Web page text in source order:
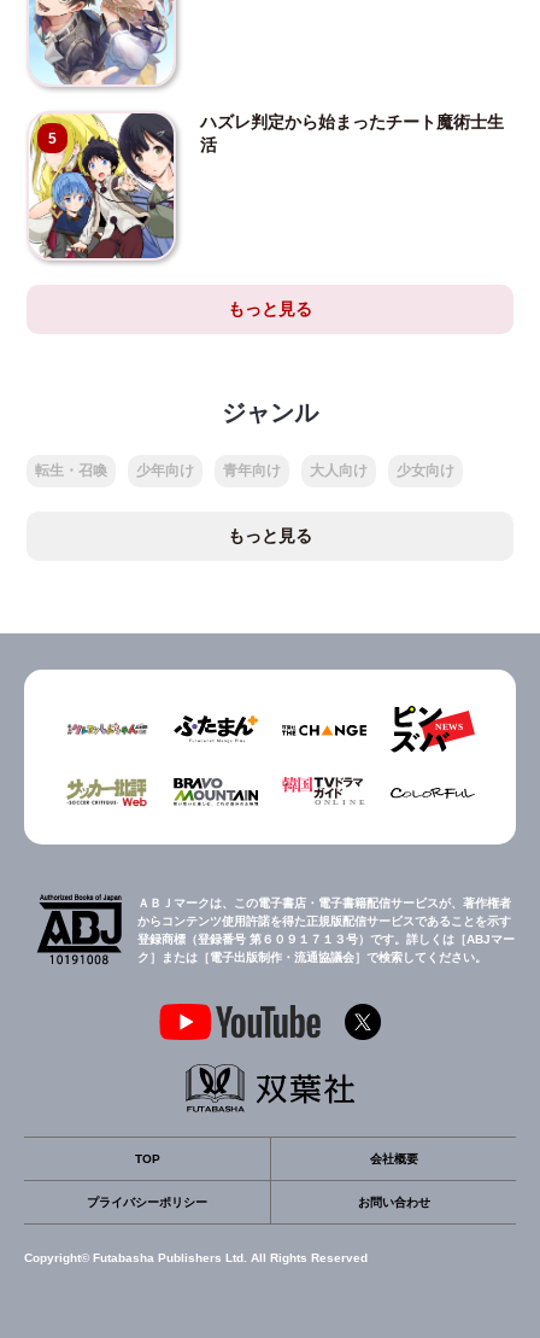
5
ハズレ判定から始まったチート魔術士生
活
もっと見る
ジャンル
転生・召喚 少年向け 青年向け 大人向け 少女向け
もっと見る
ＡＢＪマークは、この電子書店・電子書籍配信サービスが、著作権者
からコンテンツ使用許諾を得た正規版配信サービスであることを示す
登録商標（登録番号 第６０９１７１３号）です。詳しくは［ABJマー
ク］または［電子出版制作・流通協議会］で検索してください。
TOP 会社概要
プライバシーポリシー お問い合わせ
Copyright© Futabasha Publishers Ltd. All Rights Reserved